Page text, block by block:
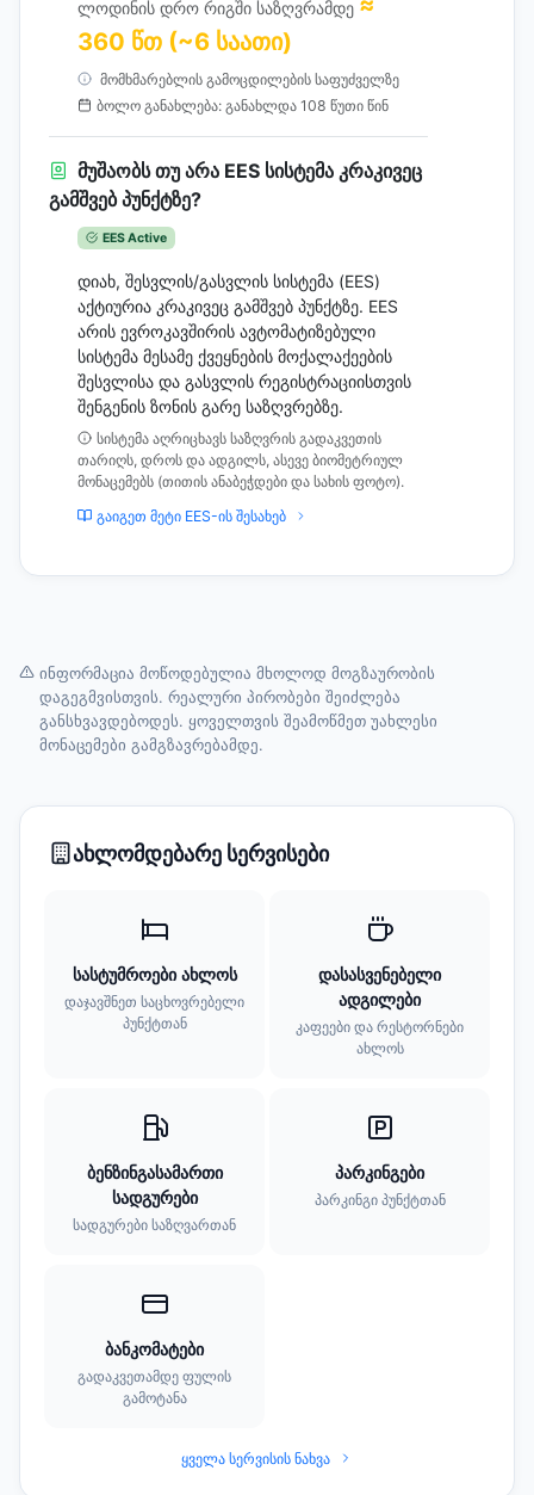
ლოდინის დრო რიგში საზღვრამდე ≈
360 წთ (~6 საათი)
მომხმარებლის გამოცდილების საფუძველზე
ბოლო განახლება: განახლდა 108 წუთი წინ
მუშაობს თუ არა EES სისტემა კრაკივეც
გამშვებ პუნქტზე?
EES Active
დიახ, შესვლის/გასვლის სისტემა (EES)
აქტიურია კრაკივეც გამშვებ პუნქტზე. EES
არის ევროკავშირის ავტომატიზებული
სისტემა მესამე ქვეყნების მოქალაქეების
შესვლისა და გასვლის რეგისტრაციისთვის
შენგენის ზონის გარე საზღვრებზე.
სისტემა აღრიცხავს საზღვრის გადაკვეთის
თარიღს, დროს და ადგილს, ასევე ბიომეტრიულ
მონაცემებს (თითის ანაბეჭდები და სახის ფოტო).
გაიგეთ მეტი EES-ის შესახებ
ინფორმაცია მოწოდებულია მხოლოდ მოგზაურობის
დაგეგმვისთვის. რეალური პირობები შეიძლება
განსხვავდებოდეს. ყოველთვის შეამოწმეთ უახლესი
მონაცემები გამგზავრებამდე.
ახლომდებარე სერვისები
სასტუმროები ახლოს
დაჯავშნეთ საცხოვრებელი
პუნქტთან
დასასვენებელი
ადგილები
კაფეები და რესტორნები
ახლოს
ბენზინგასამართი
სადგურები
სადგურები საზღვართან
პარკინგები
პარკინგი პუნქტთან
ბანკომატები
გადაკვეთამდე ფულის
გამოტანა
ყველა სერვისის ნახვა